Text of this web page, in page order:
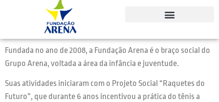
Fundada no ano de 2008, a Fundação Arena é o braço social do
Grupo Arena, voltada a área da infância e juventude.
Suas atividades iniciaram com o Projeto Social “Raquetes do
Futuro”, que durante 6 anos incentivou a prática do tênis a